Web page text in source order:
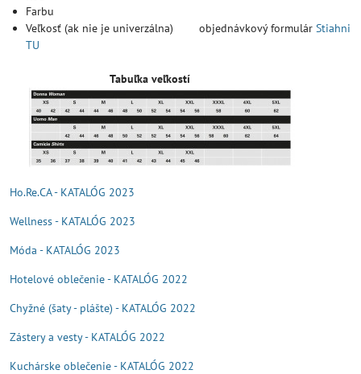
Farbu
Veľkosť (ak nie je univerzálna) objednávkový formulár Stiahni
TU
Tabuľka veľkostí
Ho.Re.CA - KATALÓG 2023
Wellness - KATALÓG 2023
Móda - KATALÓG 2023
Hotelové oblečenie - KATALÓG 2022
Chyžné (šaty - plášte) - KATALÓG 2022
Zástery a vesty - KATALÓG 2022
Kuchárske oblečenie - KATALÓG 2022